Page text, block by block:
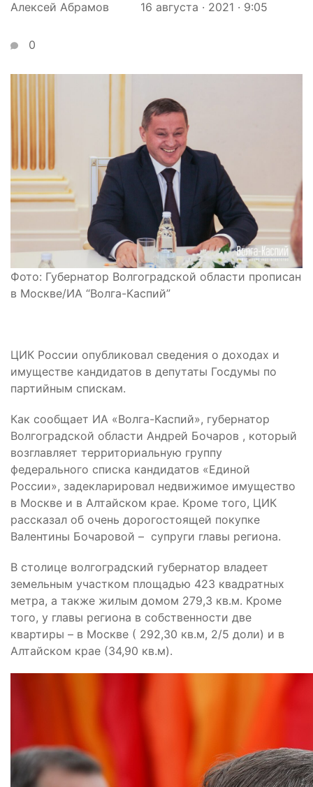
Алексей Абрамов 16 августа · 2021 · 9:05
0
Фото: Губернатор Волгоградской области прописан
в Москве/ИА “Волга-Каспий”
ЦИК России опубликовал сведения о доходах и
имуществе кандидатов в депутаты Госдумы по
партийным спискам.
Как сообщает ИА «Волга-Каспий», губернатор
Волгоградской области Андрей Бочаров , который
возглавляет территориальную группу
федерального списка кандидатов «Единой
России», задекларировал недвижимое имущество
в Москве и в Алтайском крае. Кроме того, ЦИК
рассказал об очень дорогостоящей покупке
Валентины Бочаровой – супруги главы региона.
В столице волгоградский губернатор владеет
земельным участком площадью 423 квадратных
метра, а также жилым домом 279,3 кв.м. Кроме
того, у главы региона в собственности две
квартиры – в Москве ( 292,30 кв.м, 2/5 доли) и в
Алтайском крае (34,90 кв.м).